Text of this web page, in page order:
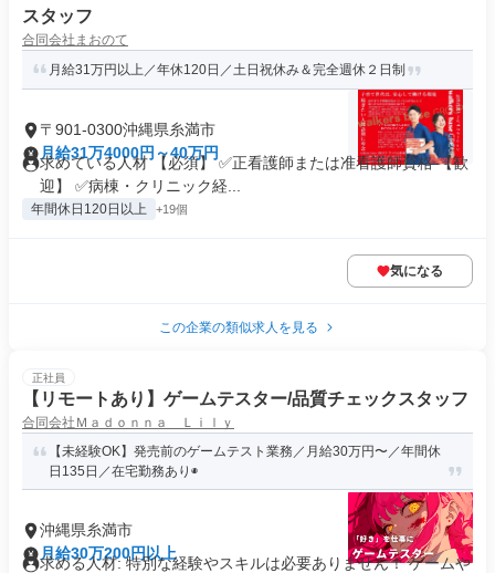
スタッフ
合同会社まおのて
月給31万円以上／年休120日／土日祝休み＆完全週休２日制
〒901-0300沖縄県糸満市
月給31万4000円～40万円
求めている人材 【必須】 ✅正看護師または准看護師資格 【歓
迎】 ✅病棟・クリニック経...
年間休日120日以上 +19個
気になる
この企業の類似求人を見る
正社員
【リモートあり】ゲームテスター/品質チェックスタッフ
合同会社Ｍａｄｏｎｎａ Ｌｉｌｙ
【未経験OK】発売前のゲームテスト業務／月給30万円〜／年間休
日135日／在宅勤務あり◉
沖縄県糸満市
月給30万200円以上
求める人材: 特別な経験やスキルは必要ありません！ ゲームや